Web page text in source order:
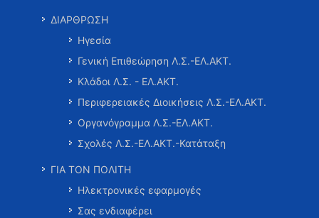
ΔΙΑΡΘΡΩΣΗ
Ηγεσία
Γενική Επιθεώρηση Λ.Σ.-ΕΛ.ΑΚΤ.
Κλάδοι Λ.Σ. - ΕΛ.ΑΚΤ.
Περιφερειακές Διοικήσεις Λ.Σ.-ΕΛ.ΑΚΤ.
Οργανόγραμμα Λ.Σ.-ΕΛ.ΑΚΤ.
Σχολές Λ.Σ.-ΕΛ.ΑΚΤ.-Κατάταξη
ΓΙΑ ΤΟΝ ΠΟΛΙΤΗ
Ηλεκτρονικές εφαρμογές
Σας ενδιαφέρει